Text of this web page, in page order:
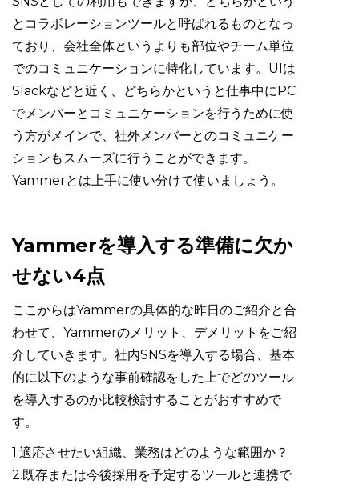
とコラボレーションツールと呼ばれるものとなっ
ており、会社全体というよりも部位やチーム単位
でのコミュニケーションに特化しています。UIは
Slackなどと近く、どちらかというと仕事中にPC
でメンバーとコミュニケーションを行うために使
う方がメインで、社外メンバーとのコミュニケー
ションもスムーズに行うことができます。
Yammerとは上手に使い分けて使いましょう。
Yammerを導入する準備に欠か
せない4点
ここからはYammerの具体的な昨日のご紹介と合
わせて、Yammerのメリット、デメリットをご紹
介していきます。社内SNSを導入する場合、基本
的に以下のような事前確認をした上でどのツール
を導入するのか比較検討することがおすすめで
す。
1.適応させたい組織、業務はどのような範囲か？
2.既存または今後採用を予定するツールと連携で